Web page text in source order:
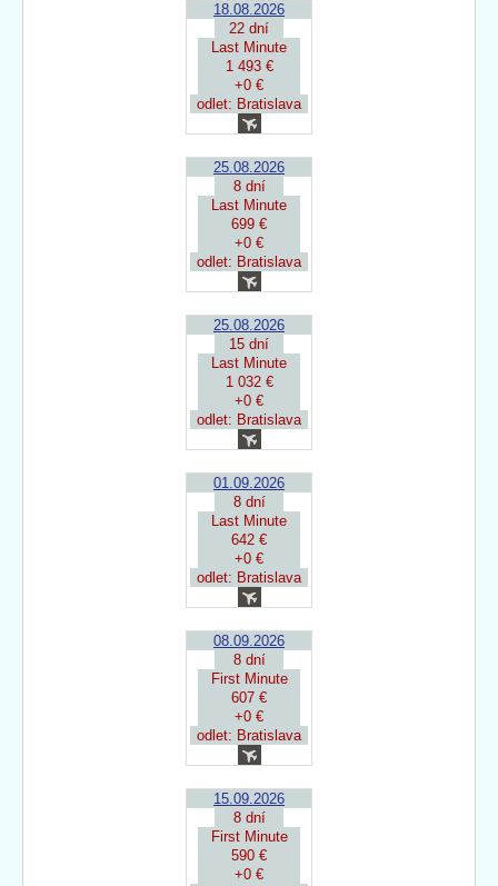
18.08.2026
22 dní
Last Minute
1 493 €
+0 €
odlet: Bratislava
25.08.2026
8 dní
Last Minute
699 €
+0 €
odlet: Bratislava
25.08.2026
15 dní
Last Minute
1 032 €
+0 €
odlet: Bratislava
01.09.2026
8 dní
Last Minute
642 €
+0 €
odlet: Bratislava
08.09.2026
8 dní
First Minute
607 €
+0 €
odlet: Bratislava
15.09.2026
8 dní
First Minute
590 €
+0 €